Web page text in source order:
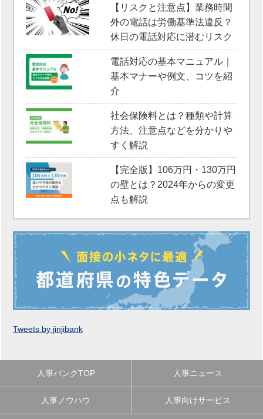
【リスクと注意点】業務時間
外の電話は労働基準法違反？
休日の電話対応に潜むリスク
電話対応の基本マニュアル｜
基本マナーや例文、コツを紹
介
社会保険料とは？種類や計算
方法、注意点などを分かりや
すく解説
【完全版】106万円・130万円
の壁とは？2024年からの変更
点も解説
Tweets by jinjibank
人事バンクTOP 人事ニュース
人事ノウハウ 人事向けサービス